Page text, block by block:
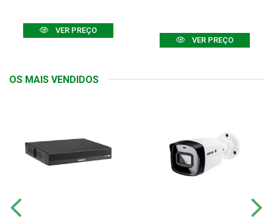
VER PREÇO
VER PREÇO
OS MAIS VENDIDOS